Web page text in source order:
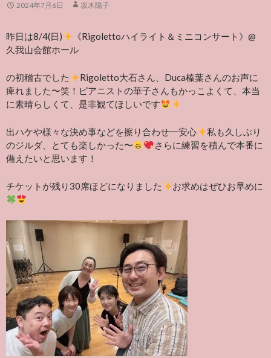
2024年7月6日 坂木陽子
昨日は8/4(日)
《Rigolettoハイライト＆ミニコンサート》@
久我山会館ホール
の初稽古でした
Rigoletto大石さん、Duca榛葉さんのお声に
痺れました〜笑！ピアニストの華子さんもかっこよくて、本当
に素晴らしくて、是非観てほしいです
出ハケや様々な決め事などを擦り合わせ一安心
私も久しぶり
のジルダ、とても楽しかった〜
さらに練習を積んで本番に
備えたいと思います！
チケットが残り30席ほどになりました お求めはぜひお早めに